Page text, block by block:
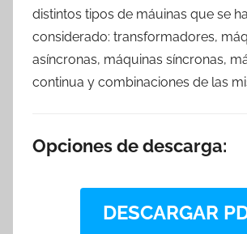
distintos tipos de máuinas que se
considerado: transformadores,
asíncronas, máquinas síncronas,
continua y combinaciones de las
Opciones de descarga:
DESCARGAR